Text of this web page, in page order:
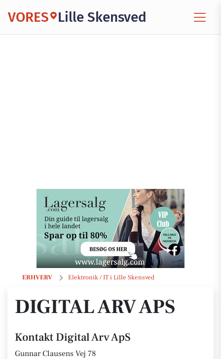
VORES Lille Skensved
ERHVERV Elektronik / IT i Lille Skensved
Digital Arv ApS
DIGITAL ARV APS
Kontakt Digital Arv ApS
Gunnar Clausens Vej 78